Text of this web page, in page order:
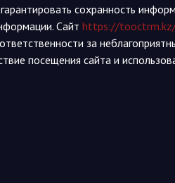
сохранность
Сайт https://
за
посещения сайта и